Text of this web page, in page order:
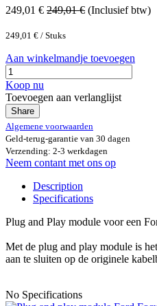
249,01 € 249,01€ (Inclusief btw)
249,01 € / Stuks
Aan winkelmandje toevoegen
Koop nu
Toevoegen aan verlanglijst
Share
Algemene voorwaarden
Geld-terug-garantie van 30 dagen
Verzending: 2-3 werkdagen
Neem contant met ons op
Description
Specifications
Plug and Play module voor een
Met de plug and play module is
aan te sluiten op de originele
No Specifications